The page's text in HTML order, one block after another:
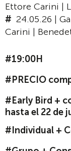
Ettore Carini |
24.05.26 |
Carini |
#19:00H
#PRECIO
#Early Bird +
hasta el 22 de
#Individual +